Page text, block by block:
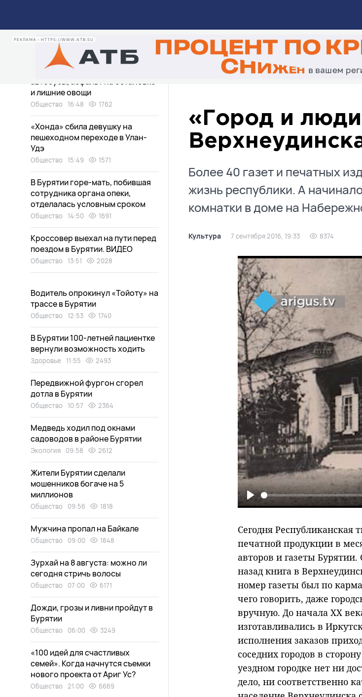
РЕКЛАМА • HTTPS://WWW.ATB.SU
«Город и
Более 40 газет и печатных
жизнь республики. А
комнатки в доме на
Культура 7 сентября 2016, 19:33 8374
Play
Сегодня Республиканская
печатной продукции в
авторов и газеты
назад книга в
номер газеты был по
чего говорить, даже
вручную. До начала ХХ
изготавливались в
исполнения заказов
соседних городов в
уездном городке нет ни
дело, ни соответственно
обрушатся на Бурятию
Общество 1866
«Вопрос-Ответ»: пропавшие
автобусы, асфальт на остановке
и лишние овощи
Общество 16:48 1762
«Хонда» сбила девушку на
пешеходном переходе в Улан-
Удэ
Общество 15:49 1571
В Бурятии горе-мать, побившая
сотрудника органа опеки,
отделалась условным сроком
Общество 14:50 1691
Кроссовер выехал на пути перед
поездом в Бурятии. ВИДЕО
Общество 13:51 2028
Водитель опрокинул «Тойоту» на
трассе в Бурятии
Общество 12:53 1740
В Бурятии 100-летней пациентке
вернули возможность ходить
Здоровье 11:55 2493
Передвижной фургон сгорел
дотла в Бурятии
Общество 10:57 2364
Медведь ходил под окнами
садоводов в районе Бурятии
Экология 09:58 2612
Жители Бурятии сделали
мошенников богаче на 5
миллионов
Общество 09:56 1818
Мужчина пропал на Байкале
Общество 09:00 1848
Зурхай на 8 августа: можно ли
сегодня стричь волосы
Общество 07:00 6171
Дожди, грозы и ливни пройдут в
Бурятии
Общество 06:00 3249
«100 идей для счастливых
семей». Когда начнутся съемки
нового проекта от Ариг Ус?
Общество 21:00 6669